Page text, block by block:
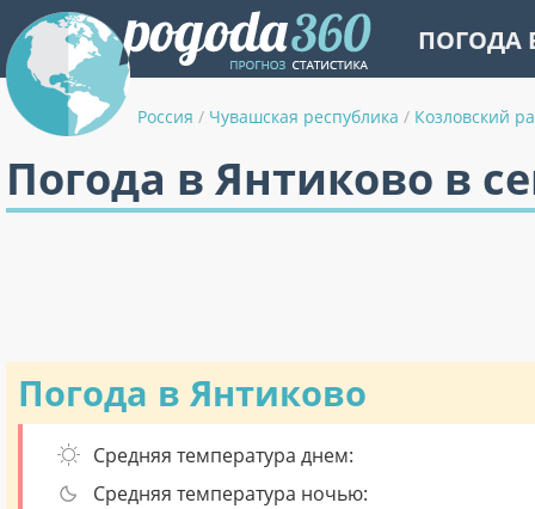
ПОГОДА
Россия / Чувашская республика / Козловский
Погода в Янтиково в
Погода в Янтиково
Средняя температура днем:
Средняя температура ночью: